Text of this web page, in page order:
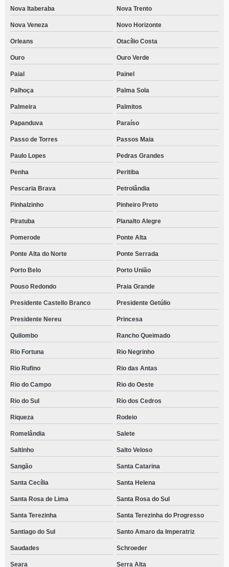
Nova Itaberaba Nova Trento
Nova Veneza Novo Horizonte
Orleans Otacílio Costa
Ouro Ouro Verde
Paial Painel
Palhoça Palma Sola
Palmeira Palmitos
Papanduva Paraíso
Passo de Torres Passos Maia
Paulo Lopes Pedras Grandes
Penha Peritiba
Pescaria Brava Petrolândia
Pinhalzinho Pinheiro Preto
Piratuba Planalto Alegre
Pomerode Ponte Alta
Ponte Alta do Norte Ponte Serrada
Porto Belo Porto União
Pouso Redondo Praia Grande
Presidente Castello Branco Presidente Getúlio
Presidente Nereu Princesa
Quilombo Rancho Queimado
Rio Fortuna Rio Negrinho
Rio Rufino Rio das Antas
Rio do Campo Rio do Oeste
Rio do Sul Rio dos Cedros
Riqueza Rodeio
Romelândia Salete
Saltinho Salto Veloso
Sangão Santa Catarina
Santa Cecília Santa Helena
Santa Rosa de Lima Santa Rosa do Sul
Santa Terezinha Santa Terezinha do Progresso
Santiago do Sul Santo Amaro da Imperatriz
Saudades Schroeder
Seara Serra Alta